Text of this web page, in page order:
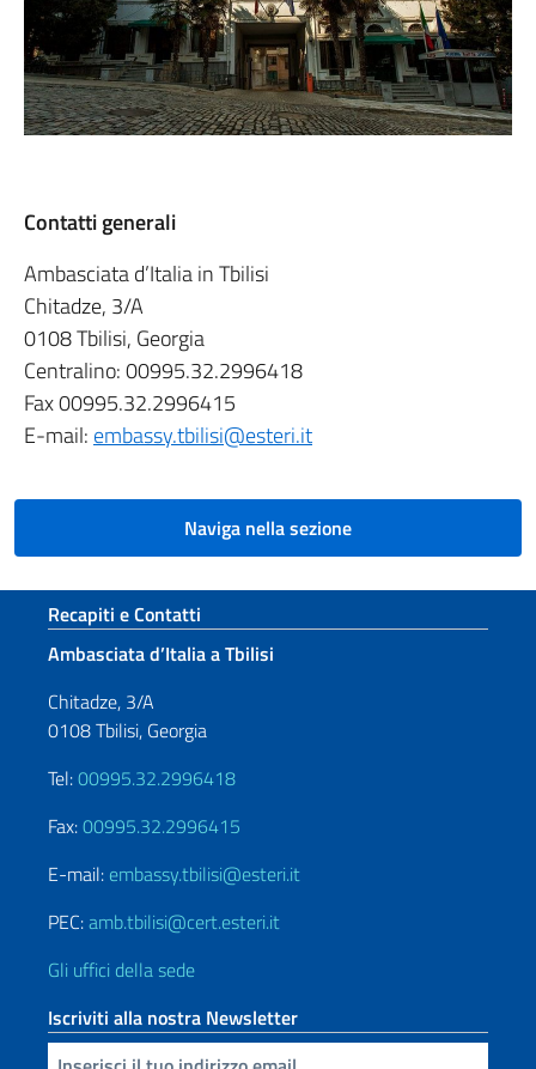
Contatti generali
Ambasciata d’Italia in Tbilisi
Chitadze, 3/A
0108 Tbilisi, Georgia
Centralino: 00995.32.2996418
Fax 00995.32.2996415
E-mail: embassy.tbilisi@esteri.it
Naviga nella sezione
Sezione footer
Recapiti e Contatti
Ambasciata d’Italia a Tbilisi
Chitadze, 3/A
0108 Tbilisi, Georgia
Tel:00995.32.2996418
Fax:00995.32.2996415
E-mail: embassy.tbilisi@esteri.it
PEC:amb.tbilisi@cert.esteri.it
Gli uffici della sede
Iscriviti alla nostra Newsletter